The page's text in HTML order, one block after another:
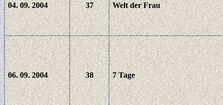
04. 09. 2004 37 Welt der Frau
06. 09. 2004 38 7 Tage